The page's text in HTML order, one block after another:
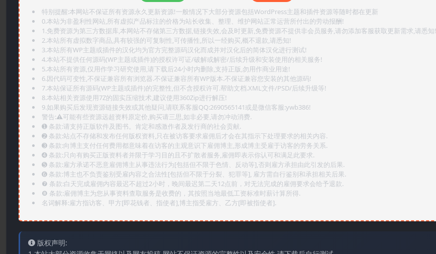
特别提醒:本网站不保证所有资源永久更新资源!一般情况下大部分资源包括WordPress主题和插件资源等随时都在更新
0.本站为非盈利性网站,所有虚拟产品标注的价格为站长收集、整理、维护网站正常运营所付出的劳动报酬!
1.免费资源为第三方数据库,本网站不存储第三方数据,链接失效,会及时更新,免费资源不提供非会员服务,请勿添加客服获取更新需求,请悉知!
2.本站所有虚拟数字商品,具有较强的可复制性,可传播性,所以一经购买,概不退款,请悉知!
3.本站所有WP主题或插件的汉化均为官方完整源码汉化而成并对汉化后的简体汉化进行测试!
4.本站不提供任何源码(WP主题或插件)的授权许可证/破解或解密/后续升级和安装使用的相关服务!
5.本站所有资源,仅用作学习研究使用,请下载后24小时内删除,支持正版,勿用作商业用途!
6.因代码可变性,不保证兼容所有浏览器.不保证兼容所有WP版本.不保证兼容您安装的其他源码!
7.本站保证所有源码(WP主题或插件)的完整性,但不含授权许可.帮助文档.XML文件/PSD/后续升级等!
8.本站相关资源使用7Z的固实压缩技术,建议使用360Zip进行解压!
9.如果购买后发现资源链接失效或其他疑问,请联系客服QQ:2690565141或是微信客服:ywb386!
警告:⚠️可能有些资源远超资料原定价,购买请三思,如非必要,请勿冲动消费.
➊️ 条款:请支持正版软件及图书。肯定和感激作者及发行商的社会贡献.
➋️ 条款:站点不存储和发布任何版权资料,只在被访客要求雇佣后才会在其指示下处理要求的相关内容.
➌️ 条款:向博主支付任何费用都意味着在访客的主观意识下雇佣博主,形成博主受雇于访客的劳务关系.
➍️ 条款:只向有购买正版资料者并限于学习目的且不扩散者服务,雇佣即表示你认可和满足此要求.
➎ 条款:雇方承诺不恶意雇佣博主从事违法行为[包括但不限于色情、反动等],否则雇方承担由此引发的后果.
➏️ 条款:博主也不负责鉴别受雇内容之合法性[包括但不限于分裂、犯罪等], 雇方需自行鉴别和承担相关后果.
❼ 条款:白天完成雇佣内容最迟不超过2小时，晚间最迟第二天12点前，对无法完成的雇佣要求会给予退款.
❽ 条款:雇佣博主为您从事资料查取服务是收费的，其按照当地最低工资标准时薪计算所得.
名词解释:雇方指访客、甲方[即花钱者、指使者],博主指受雇方、乙方[即被指使者].
版权声明: